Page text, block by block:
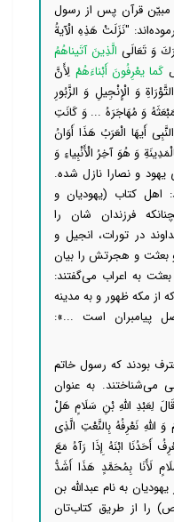
قرآن پس از رسول
"نَزَلَتْ هَذِهِ الْآیةُ
وَ تَعَالَى‏ الَّذِینَ آتَیناهُمُ
كَما یعْرِفُونَ أَبْناءَهُمْ ‏ لِأَنَّ
وَ الْإِنْجِیلِ وَ الزَّبُورِ
وَ مُهَاجَرَهُ ... وَ كَانَتِ
أَیهَا الْعَرَبُ هَذَا أَوَانُ
وَ هُوَ آخِرُ الْأَنْبِیاءِ وَ
یهود و نصارا نازل شده.
اهل کتاب (یهودیان و
فرزندان شان را
در تورات، انجیل و
بعثت و هجرتش را بیان
به اعراب می‌گفتند:
از مکه ظهور و به مدینه
پیامبران است ...»:
بودند که رسول خاتم
می‌شناختند. به عنوان
لِعَبْدِ اللَّهِ بْنِ سَلَامٍ هَلْ
اللَّهِ نَعْرِفُهُ بِالنَّعْتِ الَّذِی
أَحَدُنَا ابْنَهُ إِذَا رَآهُ مَعَ
لَأَنَا بِمُحَمَّدٍ هَذَا أَشَدُّ
به نام عبدالله بن
را از طریق کتاب‌تان